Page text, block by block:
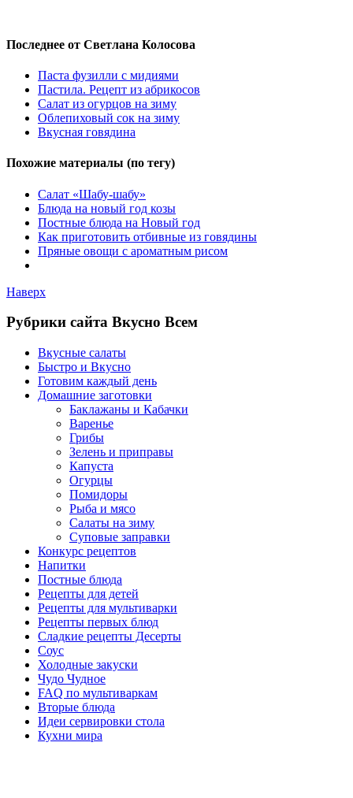
Последнее от Светлана Колосова
Паста фузилли с мидиями
Пастила. Рецепт из абрикосов
Салат из огурцов на зиму
Облепиховый сок на зиму
Вкусная говядина
Похожие материалы (по тегу)
Салат «Шабу-шабу»
Блюда на новый год козы
Постные блюда на Новый год
Как приготовить отбивные из говядины
Пряные овощи с ароматным рисом
Наверх
Рубрики сайта Вкусно Всем
Вкусные салаты
Быстро и Вкусно
Готовим каждый день
Домашние заготовки
Баклажаны и Кабачки
Варенье
Грибы
Зелень и приправы
Капуста
Огурцы
Помидоры
Рыба и мясо
Салаты на зиму
Суповые заправки
Конкурс рецептов
Напитки
Постные блюда
Рецепты для детей
Рецепты для мультиварки
Рецепты первых блюд
Сладкие рецепты Десерты
Соус
Холодные закуски
Чудо Чудное
FAQ по мультиваркам
Вторые блюда
Идеи сервировки стола
Кухни мира